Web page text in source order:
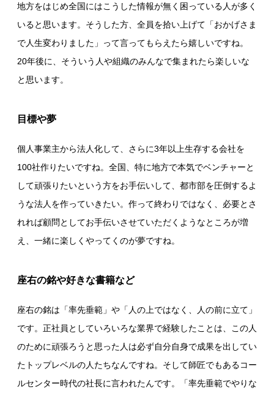
地方をはじめ全国にはこうした情報が無く困っている人が多く
いると思います。そうした方、全員を拾い上げて「おかげさま
で人生変わりました」って言ってもらえたら嬉しいですね。
20年後に、そういう人や組織のみんなで集まれたら楽しいな
と思います。
目標や夢
個人事業主から法人化して、さらに3年以上生存する会社を
100社作りたいですね。全国、特に地方で本気でベンチャーと
して頑張りたいという方をお手伝いして、都市部を圧倒するよ
うな法人を作っていきたい。作って終わりではなく、必要とさ
れれば顧問としてお手伝いさせていただくようなところが増
え、一緒に楽しくやってくのが夢ですね。
座右の銘や好きな書籍など
座右の銘は「率先垂範」や「人の上ではなく、人の前に立て」
です。正社員としていろいろな業界で経験したことは、この人
のために頑張ろうと思った人は必ず自分自身で成果を出してい
たトップレベルの人たちなんですね。そして師匠でもあるコー
ルセンター時代の社長に言われたんです。「率先垂範でやりな